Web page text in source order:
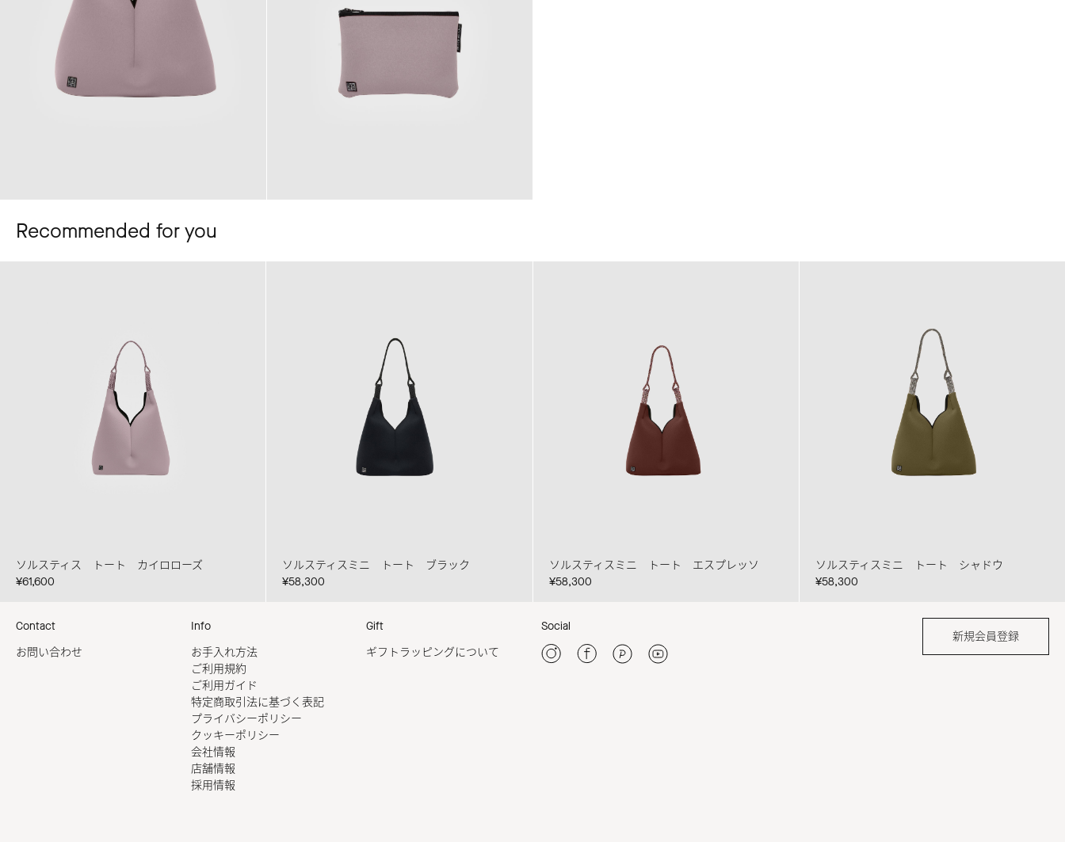
Recommended for you
ソルスティス トート カイロローズ
¥61,600
ソルスティスミニ トート ブラック
¥58,300
ソルスティスミニ トート エスプレッソ
¥58,300
ソルスティスミニ トート シャドウ
¥58,300
Contact
お問い合わせ
Info
お手入れ方法
ご利用規約
ご利用ガイド
特定商取引法に基づく表記
プライバシーポリシー
クッキーポリシー
会社情報
店舗情報
採用情報
Gift
ギフトラッピングについて
Social
新規会員登録